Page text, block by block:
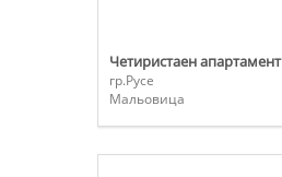
Четиристаен апартамент
гр.Русе
Мальовица